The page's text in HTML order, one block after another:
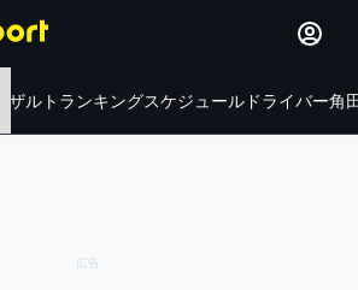
リザルト ランキングスケジュール ドライバー角